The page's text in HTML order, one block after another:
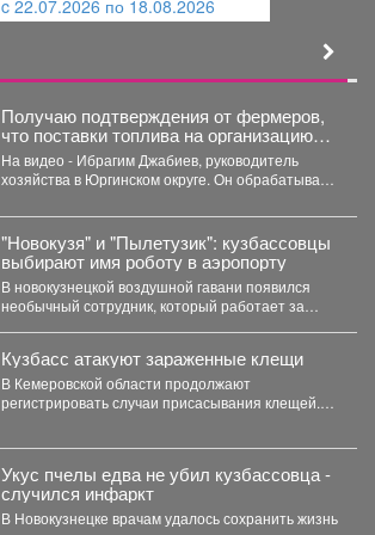
c 22.07.2026 по 18.08.2026
Получаю подтверждения от фермеров,
что поставки топлива на организацию
уборочной кампании уже начались.
На видео - Ибрагим Джабиев, руководитель
хозяйства в Юргинском округе. Он обрабатывает
"Новокузя" и "Пылетузик": кузбассовцы
выбирают имя роботу в аэропорту
В новокузнецкой воздушной гавани появился
необычный сотрудник, который работает за
Кузбасс атакуют зараженные клещи
В Кемеровской области продолжают
регистрировать случаи присасывания клещей.
Укус пчелы едва не убил кузбассовца -
случился инфаркт
В Новокузнецке врачам удалось сохранить жизнь